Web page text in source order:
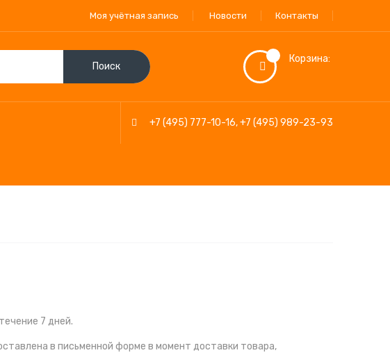
Моя учётная запись Новости Контакты
Корзина:
Поиск
+7 (495) 777-10-16,+7 (495) 989-23-93
7 дней.
в письменной форме в момент доставки товара,